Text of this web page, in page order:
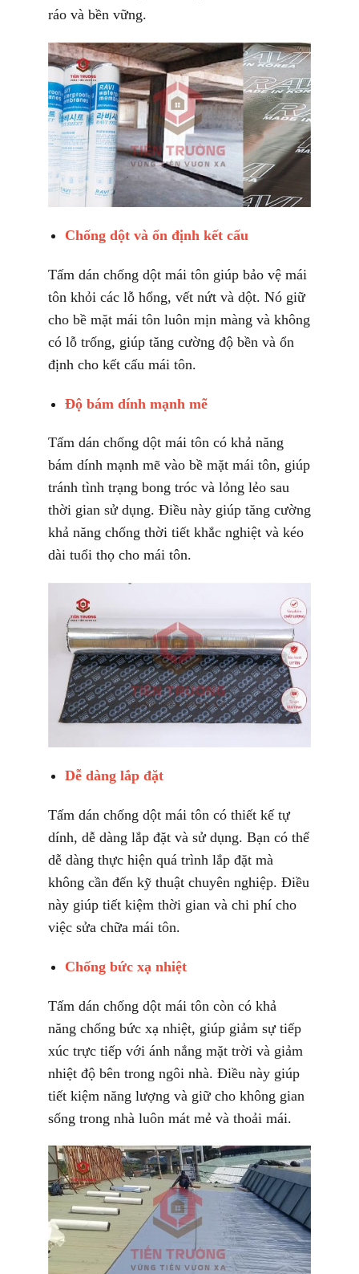
ráo và bền vững.
Chống dột và ổn định kết cấu
Tấm dán chống dột mái tôn giúp bảo vệ mái
tôn khỏi các lỗ hổng, vết nứt và dột. Nó giữ
cho bề mặt mái tôn luôn mịn màng và không
có lỗ trống, giúp tăng cường độ bền và ổn
định cho kết cấu mái tôn.
Độ bám dính mạnh mẽ
Tấm dán chống dột mái tôn có khả năng
bám dính mạnh mẽ vào bề mặt mái tôn, giúp
tránh tình trạng bong tróc và lỏng lẻo sau
thời gian sử dụng. Điều này giúp tăng cường
khả năng chống thời tiết khắc nghiệt và kéo
dài tuổi thọ cho mái tôn.
Dễ dàng lắp đặt
Tấm dán chống dột mái tôn có thiết kế tự
dính, dễ dàng lắp đặt và sử dụng. Bạn có thể
dễ dàng thực hiện quá trình lắp đặt mà
không cần đến kỹ thuật chuyên nghiệp. Điều
này giúp tiết kiệm thời gian và chi phí cho
việc sửa chữa mái tôn.
Chống bức xạ nhiệt
Tấm dán chống dột mái tôn còn có khả
năng chống bức xạ nhiệt, giúp giảm sự tiếp
xúc trực tiếp với ánh nắng mặt trời và giảm
nhiệt độ bên trong ngôi nhà. Điều này giúp
tiết kiệm năng lượng và giữ cho không gian
sống trong nhà luôn mát mẻ và thoải mái.